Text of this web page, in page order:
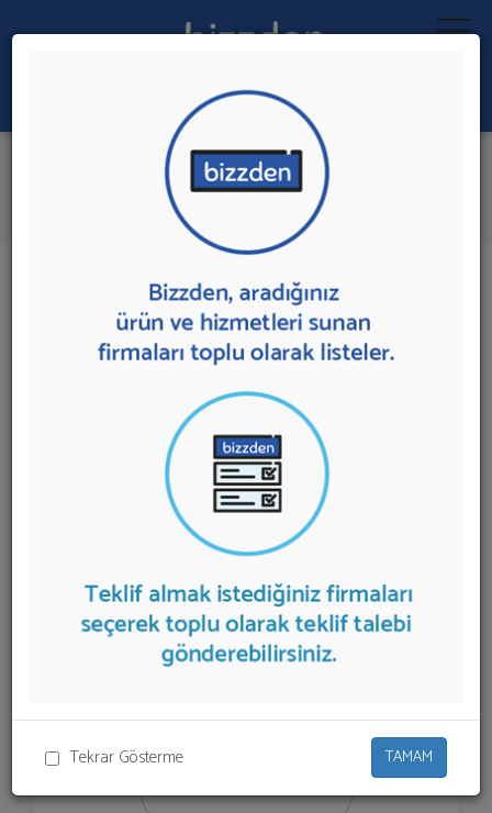
Tekrar Gösterme TAMAM
Ara:
Online Oto Aksesuar
İlk 5 Firmaya Mesaj Gönder
5 sonuç bulundu.
Online Oto Aksesuarsunan firmalar aşağıda
Online Oto Aksesuarteklifi almak için
listeden seçim yapıp ya da "İlk 5 Firmadan Teklif İste"
kısmından toplu olarak teklif talebinizi firmalara
aktarabilirsiniz.